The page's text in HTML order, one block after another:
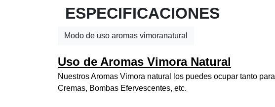
ESPECIFICACIONES
Uso de Aromas Vimora Natural
Nuestros Aromas Vimora natural los puedes ocupar tanto
Cremas, Bombas Efervescentes, etc.
Modo de uso aromas vimoranatural